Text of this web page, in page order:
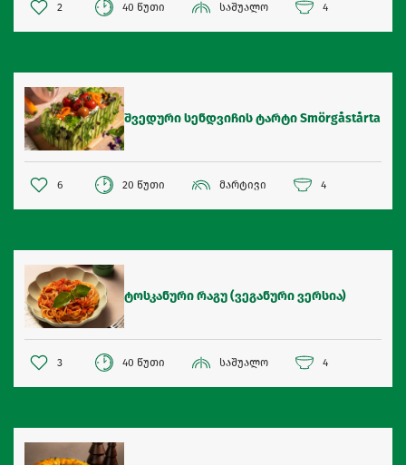
2 40 წუთი საშუალო 4
შვედური სენდვიჩის ტარტი Smörgåstårta
6 20 წუთი მარტივი 4
ტოსკანური რაგუ (ვეგანური ვერსია)
3 40 წუთი საშუალო 4